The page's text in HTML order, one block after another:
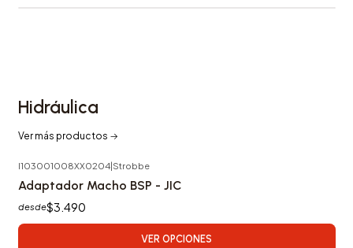
Hidráulica
Ver más productos
I103001008XX0204|Strobbe
Adaptador Macho BSP - JIC
desde$3.490
VER OPCIONES